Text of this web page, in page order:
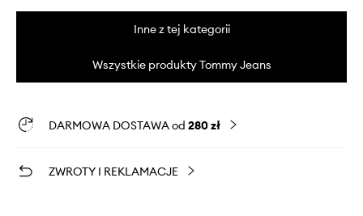
Inne z tej kategorii
Wszystkie produkty Tommy Jeans
DARMOWA DOSTAWA od 280 zł
ZWROTY I REKLAMACJE